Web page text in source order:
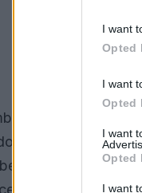
I want
Opted
I want
Opted
I want
Opted
I want
el inicio de
a la reflexión y
y rituales